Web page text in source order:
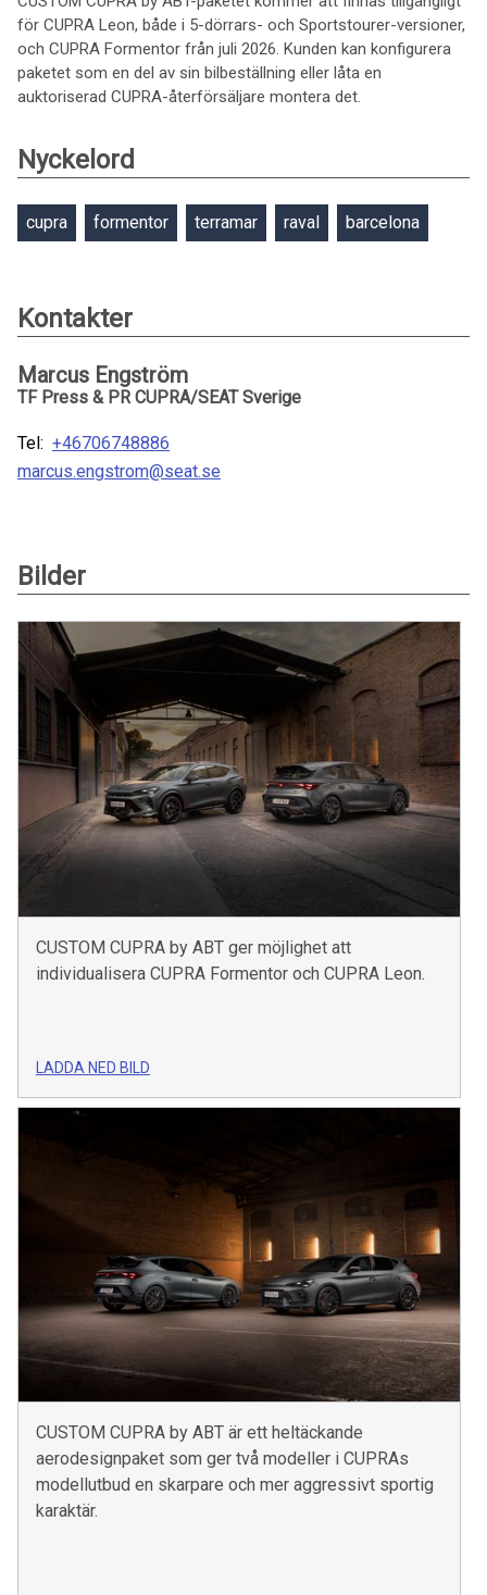
för CUPRA Leon, både i 5-dörrars- och Sportstourer-versioner,
och CUPRA Formentor från juli 2026. Kunden kan konfigurera
paketet som en del av sin bilbeställning eller låta en
auktoriserad CUPRA-återförsäljare montera det.
Nyckelord
cupra formentor terramar raval barcelona
Kontakter
Marcus Engström
TF Press & PR CUPRA/SEAT Sverige
Tel: +46706748886
marcus.engstrom@seat.se
Bilder
CUSTOM CUPRA by ABT ger möjlighet att
individualisera CUPRA Formentor och CUPRA Leon.
LADDA NED BILD
CUSTOM CUPRA by ABT är ett heltäckande
aerodesignpaket som ger två modeller i CUPRAs
modellutbud en skarpare och mer aggressivt sportig
karaktär.